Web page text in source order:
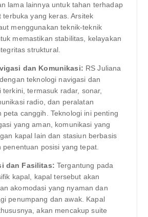
lama lainnya untuk tahan terhadap
terbuka yang keras. Arsitek
menggunakan teknik-teknik
memastikan stabilitas, kelayakan
struktural.
dan Komunikasi: RS Juliana
teknologi navigasi dan
terkini, termasuk radar, sonar,
radio, dan peralatan
peta canggih. Teknologi ini penting
yang aman, komunikasi yang
kapal lain dan stasiun berbasis
penentuan posisi yang tepat.
dan Fasilitas: Tergantung pada
kapal, kapal tersebut akan
akomodasi yang nyaman dan
penumpang dan awak. Kapal
akan mencakup suite